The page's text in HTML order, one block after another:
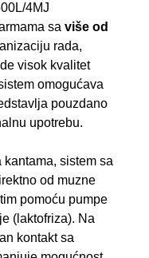
4MJ
sa više od
rada,
visok kvalitet
omogućava
pouzdano
upotrebu.
sistem sa
od muzne
pomoću pumpe
(laktofriza). Na
kontakt sa